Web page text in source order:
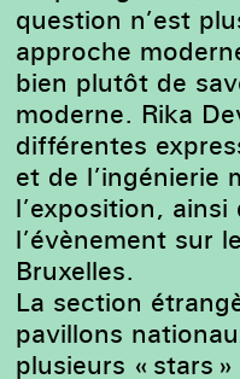
question n’est
approche
bien plutôt de
moderne. Rika
différentes
et de l’ingénierie
l’exposition, ainsi
l’évènement sur
Bruxelles.
La section
pavillons
plusieurs « stars